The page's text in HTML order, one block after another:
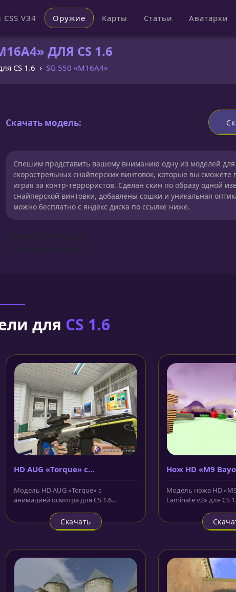
V34 Оружие Карты Статьи Аватарки
ДЛЯ CS 1.6
CS 1.6 SG 550 «M16A4»
Скачать модель:
Спешим представить вашему вниманию одну из моделей для
скорострельных снайперских винтовок, которые вы сможете
играя за контр-террористов. Сделан скин по образу одной
снайперской винтовки, добавлены сошки и уникальная
можно бесплатно с яндекс диска по ссылке ниже.
для CS 1.6
HD AUG «Torque» с
анимацией осмотра
Модель HD AUG «Torque» с
анимацией осмотра для CS 1.6
чёрном...
Скачать
Нож HD «M9
Laminate v2»
Модель ножа HD
Laminate v2» для CS